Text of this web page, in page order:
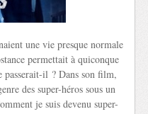
une vie presque normale
permettait à quiconque
passerait-il ? Dans son film,
des super-héros sous un
je suis devenu super-